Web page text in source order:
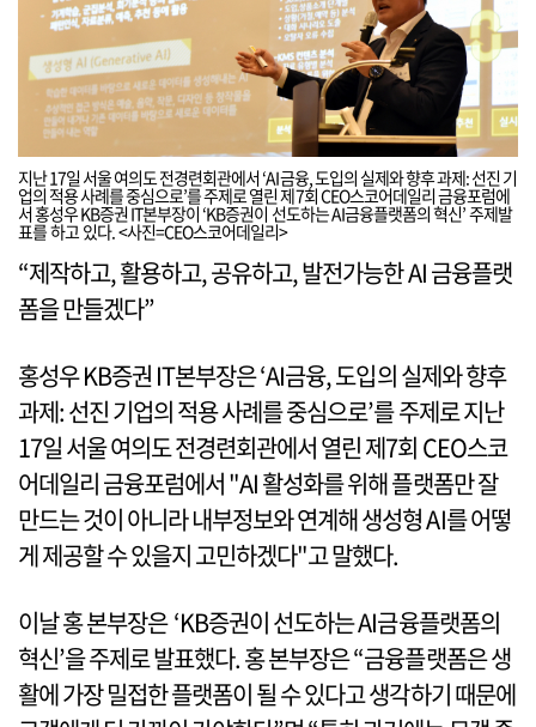
지난 17일 서울 여의도 전경련회관에서 ‘AI금융, 도입의 실제와 향후 과제: 선진 기
업의 적용 사례를 중심으로’를 주제로 열린 제7회 CEO스코어데일리 금융포럼에
서 홍성우 KB증권 IT본부장이 ‘KB증권이 선도하는 AI금융플랫폼의 혁신’ 주제발
표를 하고 있다. <사진=CEO스코어데일리>
“제작하고, 활용하고, 공유하고, 발전가능한 AI 금융플랫
폼을 만들겠다”
홍성우 KB증권 IT본부장은 ‘AI금융, 도입의 실제와 향후
과제: 선진 기업의 적용 사례를 중심으로’를 주제로 지난
17일 서울 여의도 전경련회관에서 열린 제7회 CEO스코
어데일리 금융포럼에서 "AI 활성화를 위해 플랫폼만 잘
만드는 것이 아니라 내부정보와 연계해 생성형 AI를 어떻
게 제공할 수 있을지 고민하겠다"고 말했다.
이날 홍 본부장은 ‘KB증권이 선도하는 AI금융플랫폼의
혁신’을 주제로 발표했다. 홍 본부장은 “금융플랫폼은 생
활에 가장 밀접한 플랫폼이 될 수 있다고 생각하기 때문에